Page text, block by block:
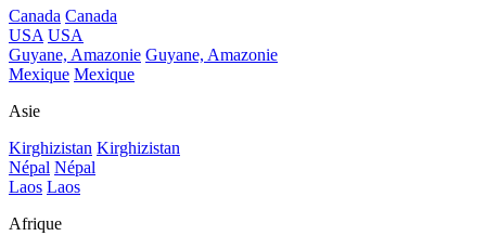
Canada Canada
USA USA
Guyane, Amazonie Guyane, Amazonie
Mexique Mexique
Asie
Kirghizistan Kirghizistan
Népal Népal
Laos Laos
Afrique